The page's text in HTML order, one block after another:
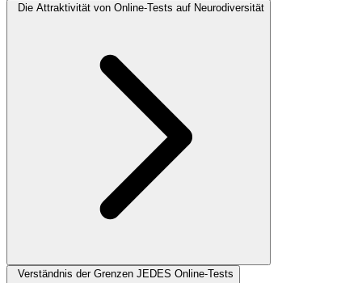
Die Attraktivität von Online-Tests auf Neurodiversität
Verständnis der Grenzen JEDES Online-Tests